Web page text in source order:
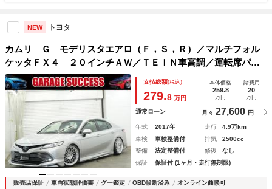
NEW トヨタ
カムリ Ｇ モデリスタエアロ（Ｆ，Ｓ，Ｒ）／マルチフォル
ケッタＦＸ４ ２０インチＡＷ／ＴＥＩＮ車高調／運転席パワ
ーシート／Ｂｌｕｅｔｏｏｔｈ／バックカメラ／ＥＴＣ／クル
ーズコントロール／ドライブレコーダー
支払総額(税込)
279.8 万円
本体価格
259.8
万円
諸費用
20
万円
通常ローン 月々 27,600 円
年式 2017年 走行
4.9万km
車検
車検整備付 排気
2500cc
整備
法定整備付 修復
なし
保証
保証付 (1ヶ月・走行無制限)
販売店保証 車両状態評価書 グー鑑定 OBD診断済み オンライン商談可